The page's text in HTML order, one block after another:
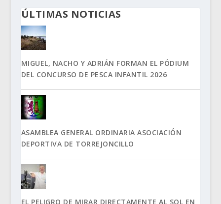
ÚLTIMAS NOTICIAS
MIGUEL, NACHO Y ADRIÁN FORMAN EL PÓDIUM
DEL CONCURSO DE PESCA INFANTIL 2026
ASAMBLEA GENERAL ORDINARIA ASOCIACIÓN
DEPORTIVA DE TORREJONCILLO
EL PELIGRO DE MIRAR DIRECTAMENTE AL SOL EN